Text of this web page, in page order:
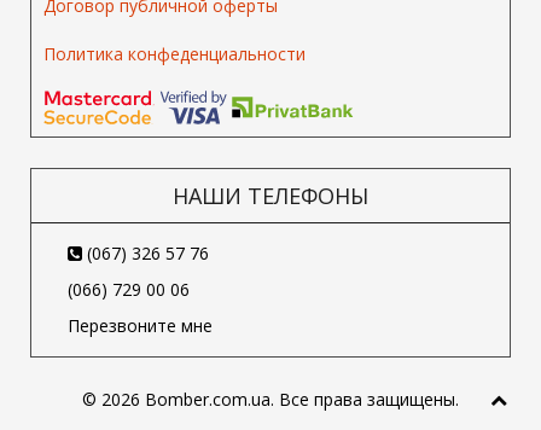
Договор публичной оферты
Политика конфеденциальности
НАШИ ТЕЛЕФОНЫ
(067) 326 57 76
(066) 729 00 06
Перезвоните мне
© 2026 Bomber.com.ua. Все права защищены.